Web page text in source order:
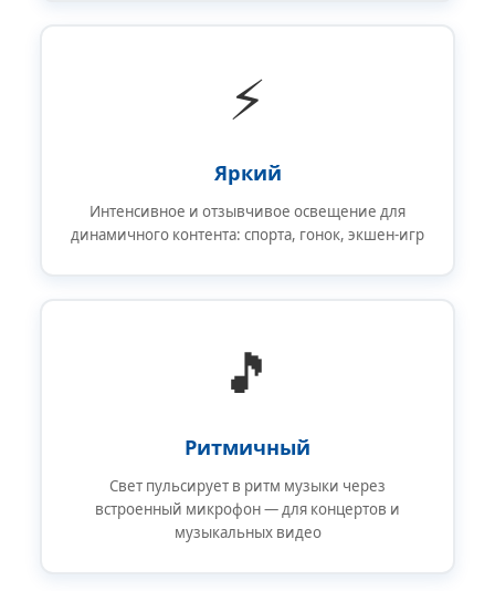
⚡
Яркий
Интенсивное и отзывчивое освещение для
динамичного контента: спорта, гонок, экшен-игр
🎵
Ритмичный
Свет пульсирует в ритм музыки через
встроенный микрофон — для концертов и
музыкальных видео